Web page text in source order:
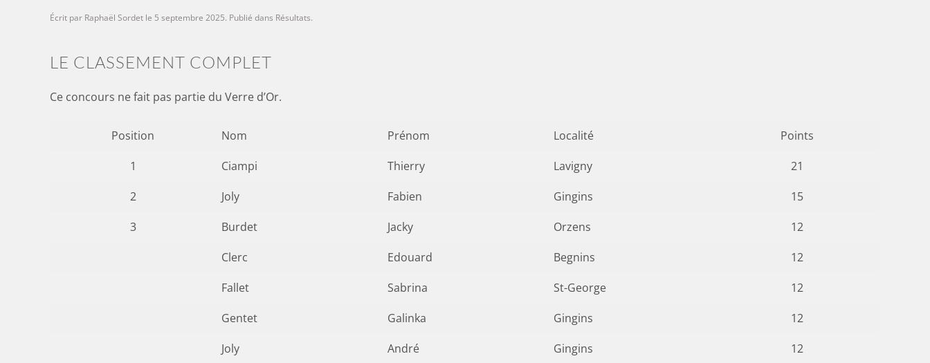
Écrit par Raphaël Sordet le 5 septembre 2025. Publié dans Résultats.
LE CLASSEMENT COMPLET
Ce concours ne fait pas partie du Verre d’Or.
Position Nom Prénom Localité
Points
1
Ciampi Thierry Lavigny
21
2
Joly Fabien Gingins
15
3
Burdet Jacky Orzens
12
Clerc
Edouard Begnins
12
Fallet
Sabrina St-George
12
Gentet
Galinka Gingins
12
Joly
André Gingins
12